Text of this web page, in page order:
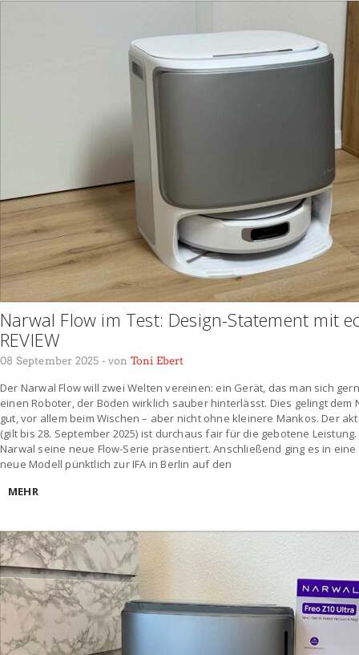
Narwal Flow im Test: Design-Statement mit
REVIEW
08 September 2025 - von Toni Ebert
Der Narwal Flow will zwei Welten vereinen: ein Gerät, das man sich
einen Roboter, der Böden wirklich sauber hinterlässt. Dies gelingt dem
gut, vor allem beim Wischen – aber nicht ohne kleinere Mankos. Der
(gilt bis 28. September 2025) ist durchaus fair für die gebotene
Narwal seine neue Flow-Serie präsentiert. Anschließend ging es in
neue Modell pünktlich zur IFA in Berlin auf den
MEHR